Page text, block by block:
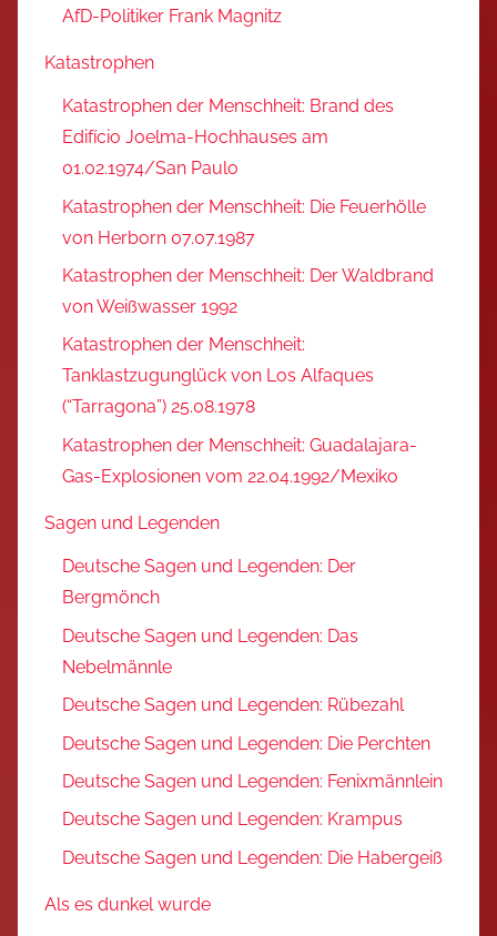
AfD-Politiker Frank Magnitz
Katastrophen
Katastrophen der Menschheit: Brand des
Edifício Joelma-Hochhauses am
01.02.1974/San Paulo
Katastrophen der Menschheit: Die Feuerhölle
von Herborn 07.07.1987
Katastrophen der Menschheit: Der Waldbrand
von Weißwasser 1992
Katastrophen der Menschheit:
Tanklastzugunglück von Los Alfaques
(“Tarragona”) 25.08.1978
Katastrophen der Menschheit: Guadalajara-
Gas-Explosionen vom 22.04.1992/Mexiko
Sagen und Legenden
Deutsche Sagen und Legenden: Der
Bergmönch
Deutsche Sagen und Legenden: Das
Nebelmännle
Deutsche Sagen und Legenden: Rübezahl
Deutsche Sagen und Legenden: Die Perchten
Deutsche Sagen und Legenden: Fenixmännlein
Deutsche Sagen und Legenden: Krampus
Deutsche Sagen und Legenden: Die Habergeiß
Als es dunkel wurde